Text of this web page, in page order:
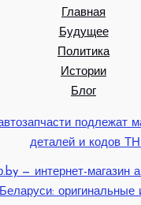
Главная
Будущее
Политика
Истории
Блог
подлежат
деталей и кодов
— интернет-магазин
оригинальные